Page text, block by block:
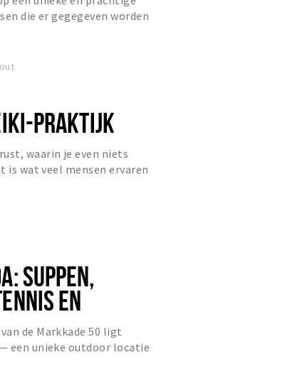
die er gegegeven worden
PRAKTIJK
waarin je even niets
is wat veel mensen ervaren
SUPPEN,
EN
de Markkade 50 ligt
een unieke outdoor locatie